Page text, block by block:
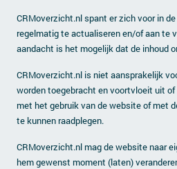
GDPR
Contact
CRMoverzicht.nl spant er zich voor in
regelmatig te actualiseren en/of aan te
aandacht is het mogelijk dat de inhoud
CRMoverzicht.nl is niet aansprakelijk
worden toegebracht en voortvloeit uit
met het gebruik van de website of met
te kunnen raadplegen.
CRMoverzicht.nl mag de website naar
hem gewenst moment (laten)